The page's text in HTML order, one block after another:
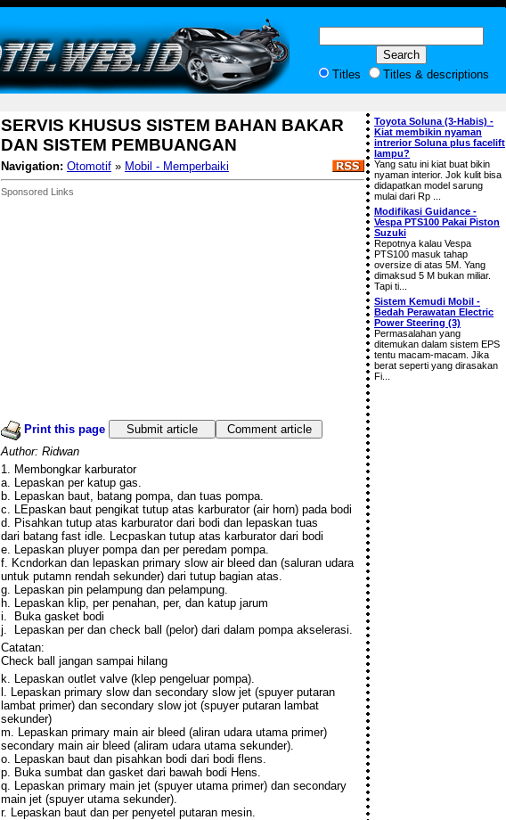
Titles Titles & descriptions
SERVIS KHUSUS SISTEM BAHAN BAKAR
DAN SISTEM PEMBUANGAN
Navigation: Otomotif » Mobil - Memperbaiki
Sponsored Links
Print this page Submit article
Comment article
Author: Ridwan
1. Membongkar karburator
a. Lepaskan per katup gas.
b. Lepaskan baut, batang pompa, dan tuas pompa.
c. LEpaskan baut pengikat tutup atas karburator (air horn) pada bodi
d. Pisahkan tutup atas karburator dari bodi dan lepaskan tuas
dari batang fast idle. Lecpaskan tutup atas karburator dari bodi
e. Lepaskan pluyer pompa dan per peredam pompa.
f. Kcndorkan dan lepaskan primary slow air bleed dan (saluran udara
untuk putamn rendah sekunder) dari tutup bagian atas.
g. Lepaskan pin pelampung dan pelampung.
h. Lepaskan klip, per penahan, per, dan katup jarum
i. Buka gasket bodi
j. Lepaskan per dan check ball (pelor) dari dalam pompa akselerasi.
Catatan:
Check ball jangan sampai hilang
k. Lepaskan outlet valve (klep pengeluar pompa).
l. Lepaskan primary slow dan secondary slow jet (spuyer putaran
lambat primer) dan secondary slow jot (spuyer putaran lambat
sekunder)
m. Lepaskan primary main air bleed (aliran udara utama primer)
secondary main air bleed (aliram udara utama sekunder).
o. Lepaskan baut dan pisahkan bodi dari bodi flens.
p. Buka sumbat dan gasket dari bawah bodi Hens.
q. Lepaskan primary main jet (spuyer utama primer) dan secondary
main jet (spuyer utama sekunder).
r. Lepaskan baut dan per penyetel putaran mesin.
Toyota Soluna (3-Habis) -
Kiat membikin nyaman
intrerior Soluna plus facelift
lampu?
Yang satu ini kiat buat bikin
nyaman interior. Jok kulit bisa
didapatkan model sarung
mulai dari Rp ...
Modifikasi Guidance -
Vespa PTS100 Pakai Piston
Suzuki
Repotnya kalau Vespa
PTS100 masuk tahap
oversize di atas 5M. Yang
dimaksud 5 M bukan miliar.
Tapi ti...
Sistem Kemudi Mobil -
Bedah Perawatan Electric
Power Steering (3)
Permasalahan yang
ditemukan dalam sistem EPS
tentu macam-macam. Jika
berat seperti yang dirasakan
Fi...